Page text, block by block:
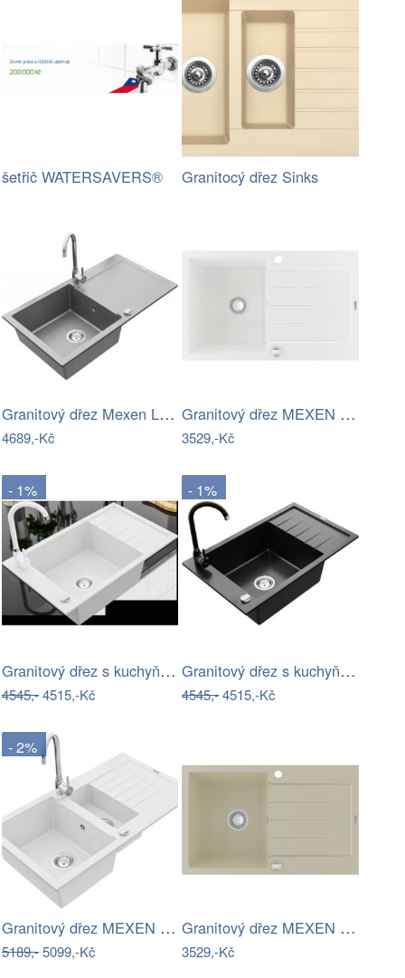
šetřič WATERSAVERS® Granitocý dřez Sinks
Granitový dřez Mexen Leo 90x50 cm šedý…
4689,-Kč
Granitový dřez MEXEN BRUNO 79,5 x 49,5…
3529,-Kč
- 1%
Granitový dřez s kuchyňskou baterií…
4545,-4515,-Kč
- 1%
Granitový dřez s kuchyňskou baterií…
4545,-4515,-Kč
- 2%
Granitový dřez MEXEN MATIAS s…
5189,-5099,-Kč
Granitový dřez MEXEN BRUNO 79,5 x 49,5…
3529,-Kč